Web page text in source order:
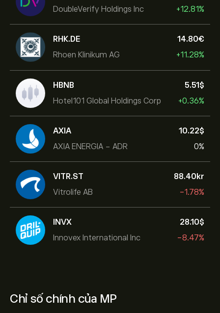
DoubleVerify Holdings Inc
+12.81%
RHK.DE
Rhoen Klinikum AG
14.80‎€‎
+11.28%
HBNB
Hotel101 Global Holdings Corp
5.51‎$‎
+0.36%
AXIA
AXIA ENERGIA - ADR
10.22‎$‎
0%
VITR.ST
Vitrolife AB
88.40‎kr‎
-1.78%
INVX
Innovex International Inc
28.10‎$‎
-8.47%
Chỉ số chính của MP